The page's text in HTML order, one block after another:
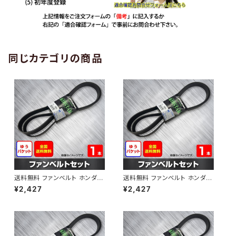
同じカテゴリの商品
送料無料 ファンベルト ホンダ
ゼスト 型式JE1 H18.03～H24.
11 （国内トップメーカー） 1本 H
¥2,427
送料無料 ファンベルト ホンダ ラ
イフ 型式JB6 H15.09～H20.1
1 （国内トップメーカー） 1本 HA
¥2,427